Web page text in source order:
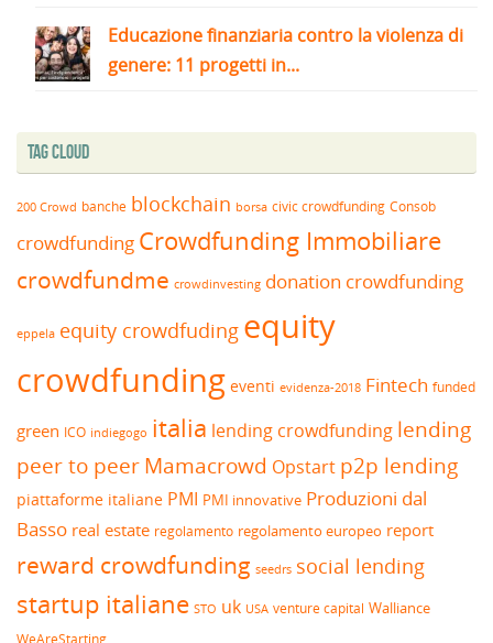
Educazione finanziaria contro la violenza di
genere: 11 progetti in...
Tag Cloud
200 Crowd banche blockchain borsa civic crowdfunding Consob
crowdfunding Crowdfunding Immobiliare
crowdfundme crowdinvesting donation crowdfunding
eppela equity crowdfuding equity
crowdfunding eventi evidenza-2018 Fintech funded
green ICO indiegogo italia lending crowdfunding lending
peer to peerMamacrowd Opstart p2p lending
piattaforme italiane PMI PMI innovative Produzioni dal
Basso real estate regolamento regolamento europeo report
reward crowdfunding seedrs social lending
startup italiane STO uk USA venture capital Walliance
WeAreStarting